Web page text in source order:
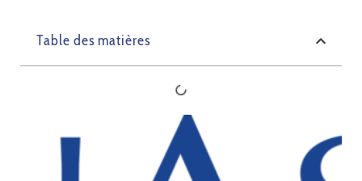
Table des matières